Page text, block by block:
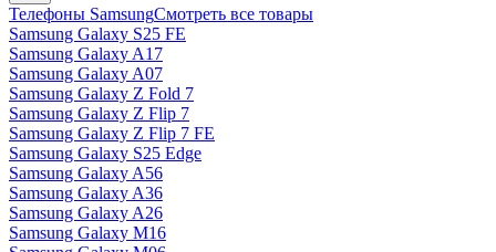
Телефоны SamsungСмотреть все товары
Samsung Galaxy S25 FE
Samsung Galaxy A17
Samsung Galaxy A07
Samsung Galaxy Z Fold 7
Samsung Galaxy Z Flip 7
Samsung Galaxy Z Flip 7 FE
Samsung Galaxy S25 Edge
Samsung Galaxy A56
Samsung Galaxy A36
Samsung Galaxy A26
Samsung Galaxy M16